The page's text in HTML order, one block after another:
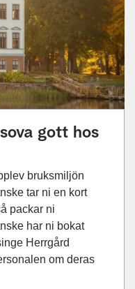
gott hos
bruksmiljön
tar ni en kort
packar ni
har ni bokat
Herrgård
om deras